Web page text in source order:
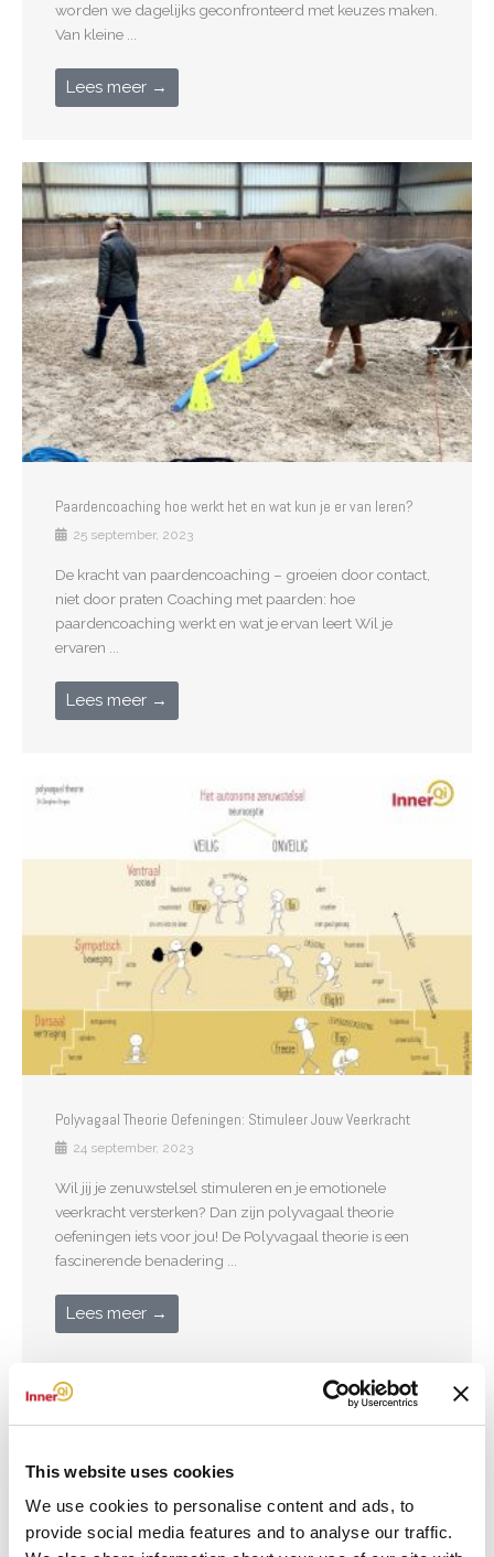
This website uses cookies
We use cookies to personalise content and ads, to
provide social media features and to analyse our traffic.
worden we dagelijks geconfronteerd met keuzes maken.
Van kleine ...
Lees meer →
Paardencoaching hoe werkt het en wat kun je er van leren?
25 september, 2023
De kracht van paardencoaching – groeien door contact,
niet door praten Coaching met paarden: hoe
paardencoaching werkt en wat je ervan leert Wil je
ervaren ...
Lees meer →
Polyvagaal Theorie Oefeningen: Stimuleer Jouw Veerkracht
24 september, 2023
Wil jij je zenuwstelsel stimuleren en je emotionele
veerkracht versterken? Dan zijn polyvagaal theorie
oefeningen iets voor jou! De Polyvagaal theorie is een
fascinerende benadering ...
Lees meer →